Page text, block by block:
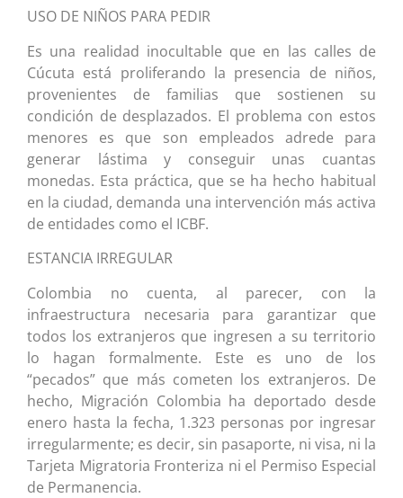
USO DE NIÑOS PARA PEDIR
Es una realidad inocultable que en las calles de
Cúcuta está proliferando la presencia de niños,
provenientes de familias que sostienen su
condición de desplazados. El problema con estos
menores es que son empleados adrede para
generar lástima y conseguir unas cuantas
monedas. Esta práctica, que se ha hecho habitual
en la ciudad, demanda una intervención más activa
de entidades como el ICBF.
ESTANCIA IRREGULAR
Colombia no cuenta, al parecer, con la
infraestructura necesaria para garantizar que
todos los extranjeros que ingresen a su territorio
lo hagan formalmente. Este es uno de los
“pecados” que más cometen los extranjeros. De
hecho, Migración Colombia ha deportado desde
enero hasta la fecha, 1.323 personas por ingresar
irregularmente; es decir, sin pasaporte, ni visa, ni la
Tarjeta Migratoria Fronteriza ni el Permiso Especial
de Permanencia.